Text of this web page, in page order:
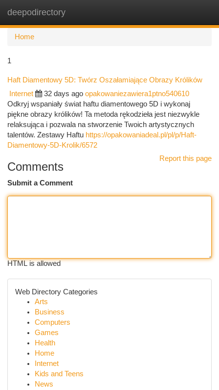
deepodirectory
Home
1
Haft Diamentowy 5D: Twórz Oszałamiające Obrazy Królików
Internet 32 days ago opakowaniezawiera1ptno540610
Odkryj wspaniały świat haftu diamentowego 5D i wykonaj
piękne obrazy królików! Ta metoda rękodzieła jest niezwykle
relaksująca i pozwala na stworzenie Twoich artystycznych
talentów. Zestawy Haftu https://opakowaniadeal.pl/pl/p/Haft-
Diamentowy-5D-Krolik/6572
Report this page
Comments
Submit a Comment
HTML is allowed
Web Directory Categories
Arts
Business
Computers
Games
Health
Home
Internet
Kids and Teens
News